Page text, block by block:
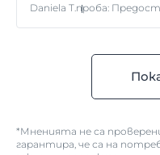
Daniela T. проба:
*Мненията не са
гарантира, че са на